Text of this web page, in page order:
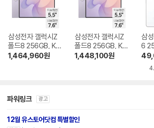
삼성전자 갤럭시Z
폴드8 256GB, KT
기기변경 완납
1,464,960원
삼성전자 갤럭시Z
폴드8 256GB, KT
번호이동 완납
1,448,100원
삼
6
변
파워링크 광고
12월 유스토어닷컴 특별할인